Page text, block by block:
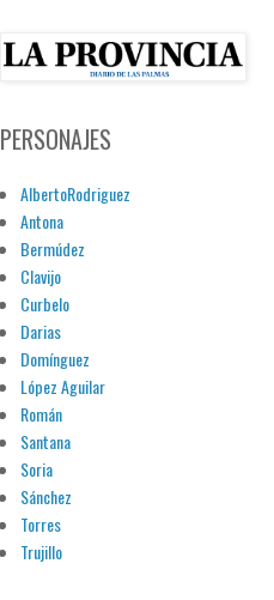
PERSONAJES
AlbertoRodriguez
Antona
Bermúdez
Clavijo
Curbelo
Darias
Domínguez
López Aguilar
Román
Santana
Soria
Sánchez
Torres
Trujillo